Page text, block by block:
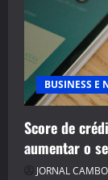
BUSINESS E
Score de
aumentar o
JORNAL